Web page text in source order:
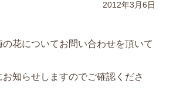
2012年3月6日
花についてお問い合わせを頂いて
知らせしますのでご確認くださ